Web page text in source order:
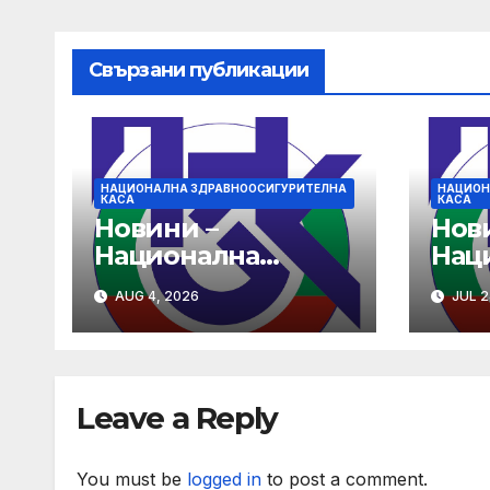
Свързани публикации
НАЦИОНАЛНА ЗДРАВНООСИГУРИТЕЛНА
КАСА
Новини –
Национална
здравноосигурите
лна каса (НЗОК)
AUG 4, 2026
КАСА
лна
JUL
Leave a Reply
You must be logged in to post a comment.